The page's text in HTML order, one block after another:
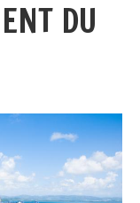
DU